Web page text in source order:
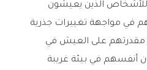
للأشخاص الذين يعيشون
في مواجهة تغييرات جذرية
مقدرتهم على العيش في
أنفسهم في بيئة غريبة